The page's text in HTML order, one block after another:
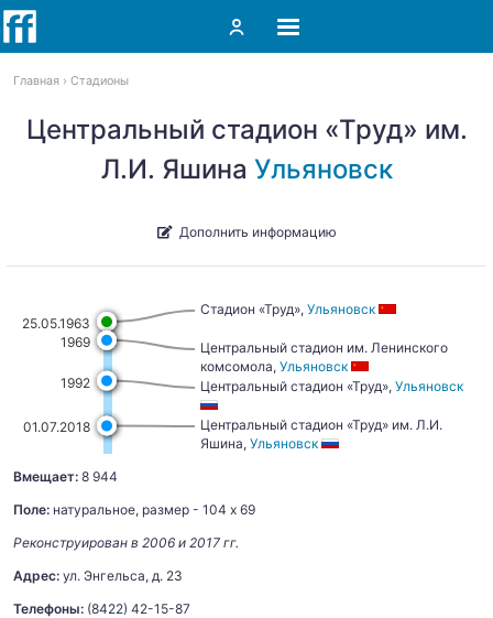
Главная Стадионы
Центральный стадион «Труд» им.
Л.И. Яшина Ульяновск
Дополнить информацию
25.05.1963
1969
1992
01.07.2018
Стадион «Труд», Ульяновск
Центральный стадион им. Ленинского
комсомола, Ульяновск
Центральный стадион «Труд», Ульяновск
Центральный стадион «Труд» им. Л.И.
Яшина, Ульяновск
Вмещает: 8 944
Поле: натуральное, размер - 104 х 69
Реконструирован в 2006 и 2017 гг.
Адрес: ул. Энгельса, д. 23
Телефоны: (8422) 42-15-87